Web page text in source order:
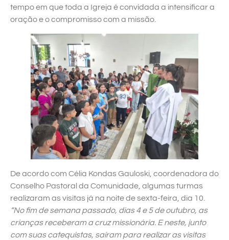
tempo em que toda a Igreja é convidada a intensificar a
oração e o compromisso com a missão.
De acordo com Célia Kondas Gauloski, coordenadora do
Conselho Pastoral da Comunidade, algumas turmas
realizaram as visitas já na noite de sexta-feira, dia 10.
“No fim de semana passado, dias 4 e 5 de outubro, as
crianças receberam a cruz missionária. E neste, junto
com suas catequistas, saíram para realizar as visitas